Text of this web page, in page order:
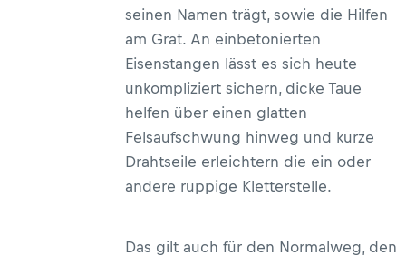
seinen Namen trägt, sowie die Hilfen
am Grat. An einbetonierten
Eisenstangen lässt es sich heute
unkompliziert sichern, dicke Taue
helfen über einen glatten
Felsaufschwung hinweg und kurze
Drahtseile erleichtern die ein oder
andere ruppige Kletterstelle.
Das gilt auch für den Normalweg, den